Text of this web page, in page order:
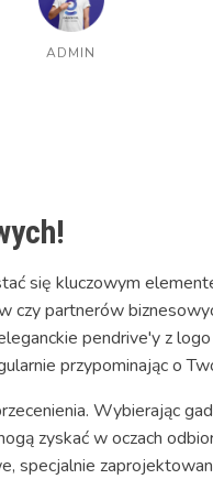
ADMIN
się kluczowym
czy partnerów
pendrive'y z
przypominając o
Wybierając
zyskać w oczach
specjalnie